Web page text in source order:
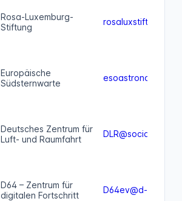
Rosa-Luxemburg-
Stiftung
Europäische
Südsternwarte
Deutsches Zentrum für
Luft- und Raumfahrt
D64 – Zentrum für
digitalen Fortschritt
D64ev@d-